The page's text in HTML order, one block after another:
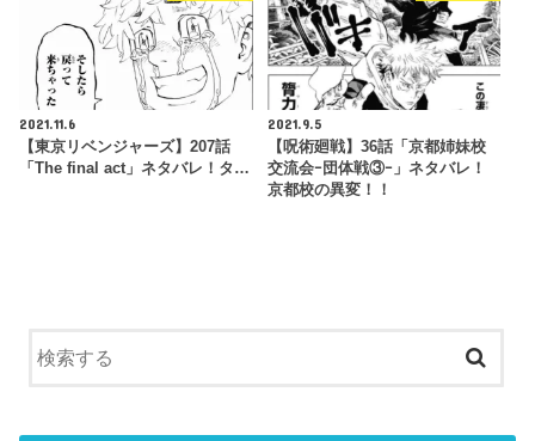
2021.11.6
【東京リベンジャーズ】207話
「The final act」ネタバレ！タ…
2021.9.5
【呪術廻戦】36話「京都姉妹校
交流会ｰ団体戦③ｰ」ネタバレ！
京都校の異変！！